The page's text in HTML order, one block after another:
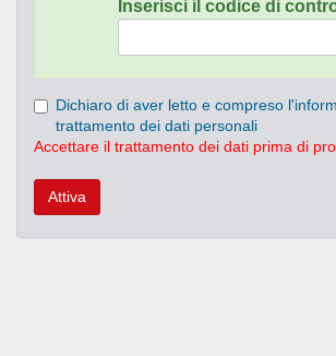
Inserisci il codice di
Dichiaro di aver letto e compreso
trattamento dei dati personali
Accettare il trattamento dei dati prima di
Attiva